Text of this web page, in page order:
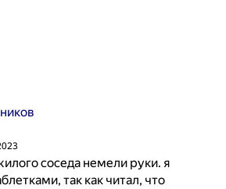
соседа немели руки. я
так как читал, что